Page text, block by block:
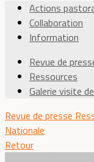
Actions
Collaboration
Information
Revue de
Ressources
Galerie visite
Revue de presse
Nationale
Retour